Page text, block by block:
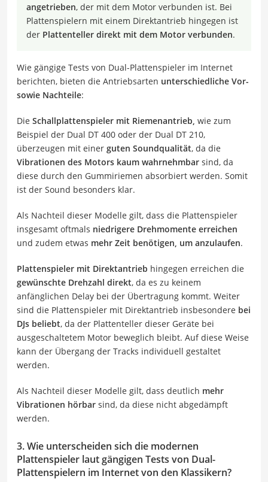
angetrieben, der mit dem Motor verbunden ist. Bei
Plattenspielern mit einem Direktantrieb hingegen ist
der Plattenteller direkt mit dem Motor verbunden.
Wie gängige Tests von Dual-Plattenspieler im Internet
berichten, bieten die Antriebsarten unterschiedliche Vor-
sowie Nachteile:
Die Schallplattenspieler mit Riemenantrieb, wie zum
Beispiel der Dual DT 400 oder der Dual DT 210,
überzeugen mit einer guten Soundqualität, da die
Vibrationen des Motors kaum wahrnehmbar sind, da
diese durch den Gummiriemen absorbiert werden. Somit
ist der Sound besonders klar.
Als Nachteil dieser Modelle gilt, dass die Plattenspieler
insgesamt oftmals niedrigere Drehmomente erreichen
und zudem etwas mehr Zeit benötigen, um anzulaufen.
Plattenspieler mit Direktantrieb hingegen erreichen die
gewünschte Drehzahl direkt, da es zu keinem
anfänglichen Delay bei der Übertragung kommt. Weiter
sind die Plattenspieler mit Direktantrieb insbesondere bei
DJs beliebt, da der Plattenteller dieser Geräte bei
ausgeschaltetem Motor beweglich bleibt. Auf diese Weise
kann der Übergang der Tracks individuell gestaltet
werden.
Als Nachteil dieser Modelle gilt, dass deutlich mehr
Vibrationen hörbar sind, da diese nicht abgedämpft
werden.
3. Wie unterscheiden sich die modernen
Plattenspieler laut gängigen Tests von Dual-
Plattenspielern im Internet von den Klassikern?